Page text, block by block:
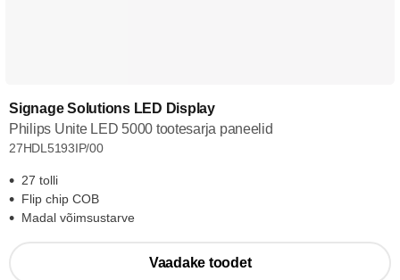
Signage Solutions LED Display
Philips Unite LED 5000 tootesarja paneelid
27HDL5193IP/00
27 tolli
Flip chip COB
Madal võimsustarve
Vaadake toodet